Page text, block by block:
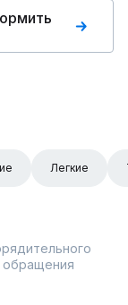
Легкие
обращения